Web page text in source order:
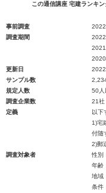
この通信講座 宅建ランキ
事前調査
調査期間
更新日
サンプル数
規定人数
50人
調査企業数
21社
定義
以下
1)宅
付随
2)郵
調査対象者
性別
年齢
地域
条件